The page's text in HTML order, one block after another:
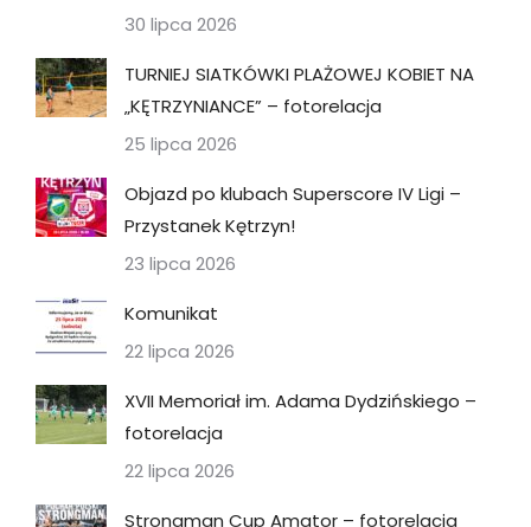
30 lipca 2026
TURNIEJ SIATKÓWKI PLAŻOWEJ KOBIET NA
„KĘTRZYNIANCE” – fotorelacja
25 lipca 2026
Objazd po klubach Superscore IV Ligi –
Przystanek Kętrzyn!
23 lipca 2026
Komunikat
22 lipca 2026
XVII Memoriał im. Adama Dydzińskiego –
fotorelacja
22 lipca 2026
Strongman Cup Amator – fotorelacja